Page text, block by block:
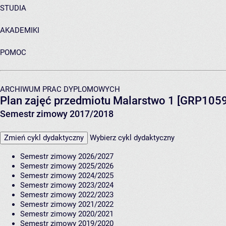
STUDIA
AKADEMIKI
POMOC
ARCHIWUM PRAC DYPLOMOWYCH
Plan zajęć przedmiotu Malarstwo 1
Semestr zimowy 2017/2018
Zmień cykl dydaktyczny Wybierz cykl dydaktyczny
Semestr zimowy 2026/2027
Semestr zimowy 2025/2026
Semestr zimowy 2024/2025
Semestr zimowy 2023/2024
Semestr zimowy 2022/2023
Semestr zimowy 2021/2022
Semestr zimowy 2020/2021
Semestr zimowy 2019/2020